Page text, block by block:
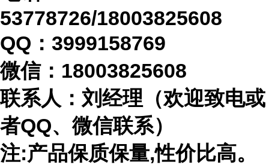
53778726/18003825608
QQ：3999158769
微信： 18003825608
联系人：刘经理（欢迎致电或
者QQ、微信联系）
注:产品保质保量,性价比高。